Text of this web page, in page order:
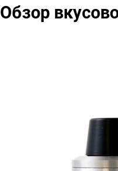
Обзор